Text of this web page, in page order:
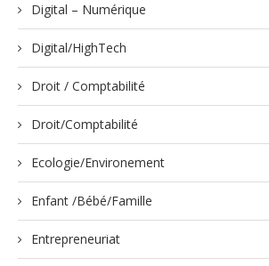
Digital – Numérique
Digital/HighTech
Droit / Comptabilité
Droit/Comptabilité
Ecologie/Environement
Enfant /Bébé/Famille
Entrepreneuriat